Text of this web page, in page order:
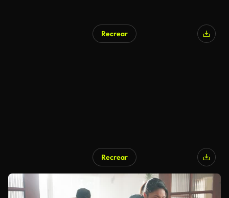
Recrear
Recrear